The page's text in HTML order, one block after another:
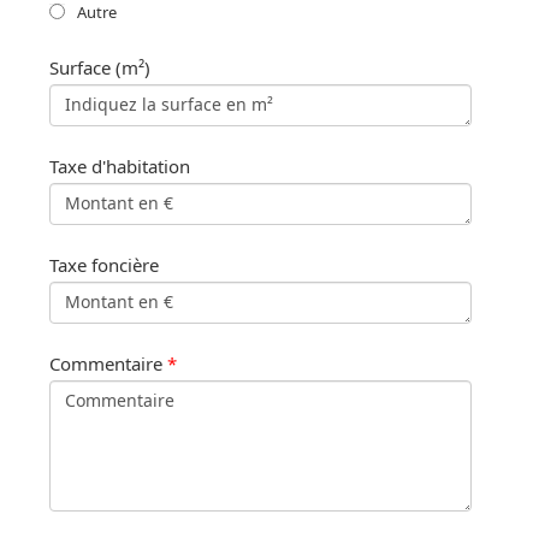
Autre
Surface (m²)
Taxe d'habitation
Taxe foncière
Commentaire *